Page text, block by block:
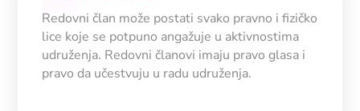
Redovni član može postati svako pravno i fizičko
lice koje se potpuno angažuje u aktivnostima
udruženja. Redovni članovi imaju pravo glasa i
pravo da učestvuju u radu udruženja.